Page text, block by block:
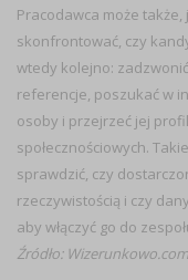
Pracodawca może
skonfrontować, czy
wtedy kolejno:
referencje, poszukać w
osoby i przejrzeć jej
społecznościowych.
sprawdzić, czy
rzeczywistością i czy
aby włączyć go do
Źródło: Wizerunkowo.com